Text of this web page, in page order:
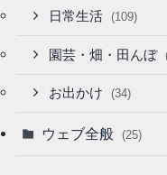
日常生活 (109)
園芸・畑・田んぼ
お出かけ (34)
ウェブ全般 (25)